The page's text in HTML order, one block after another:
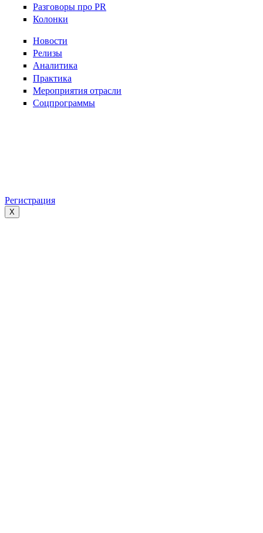
Разговоры про PR
Колонки
Новости
Релизы
Аналитика
Практика
Мероприятия отрасли
Соцпрограммы
Регистрация
X